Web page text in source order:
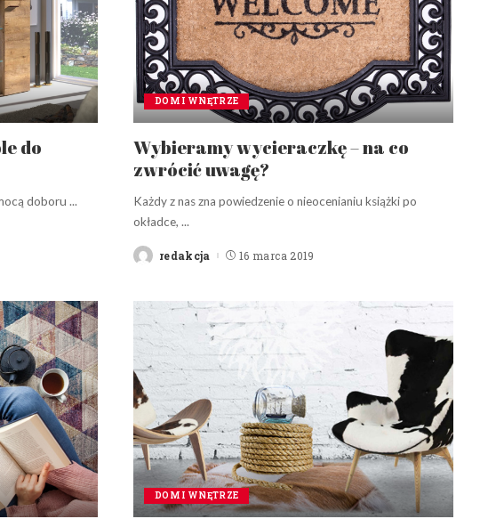
do
doboru ...
DOM I WNĘTRZE
Wybieramy wycieraczkę – na co
zwrócić uwagę?
Każdy z nas zna powiedzenie o nieocenianiu książki po
okładce, ...
Postedredakcja 16 marca 2019
DOM I WNĘTRZE